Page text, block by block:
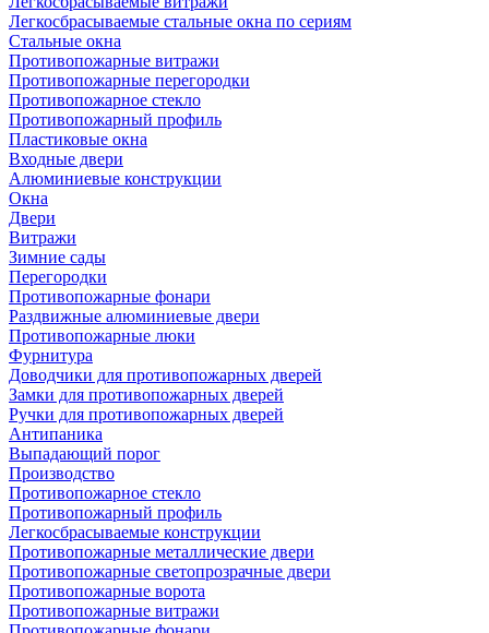
Легкосбрасываемые стальные окна по сериям
Стальные окна
Противопожарные витражи
Противопожарные перегородки
Противопожарное стекло
Противопожарный профиль
Пластиковые окна
Входные двери
Алюминиевые конструкции
Окна
Двери
Витражи
Зимние сады
Перегородки
Противопожарные фонари
Раздвижные алюминиевые двери
Противопожарные люки
Фурнитура
Доводчики для противопожарных дверей
Замки для противопожарных дверей
Ручки для противопожарных дверей
Антипаника
Выпадающий порог
Производство
Противопожарное стекло
Противопожарный профиль
Легкосбрасываемые конструкции
Противопожарные металлические двери
Противопожарные светопрозрачные двери
Противопожарные ворота
Противопожарные витражи